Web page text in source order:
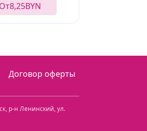
От8,25BYN
Договор оферты
р-н Ленинский,ул.